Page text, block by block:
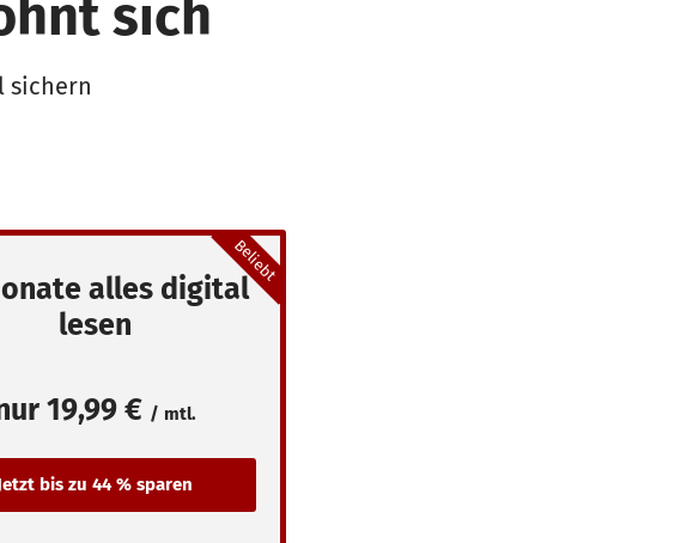
sich
sichern
Beliebt
alles digital
lesen
19,99 € / mtl.